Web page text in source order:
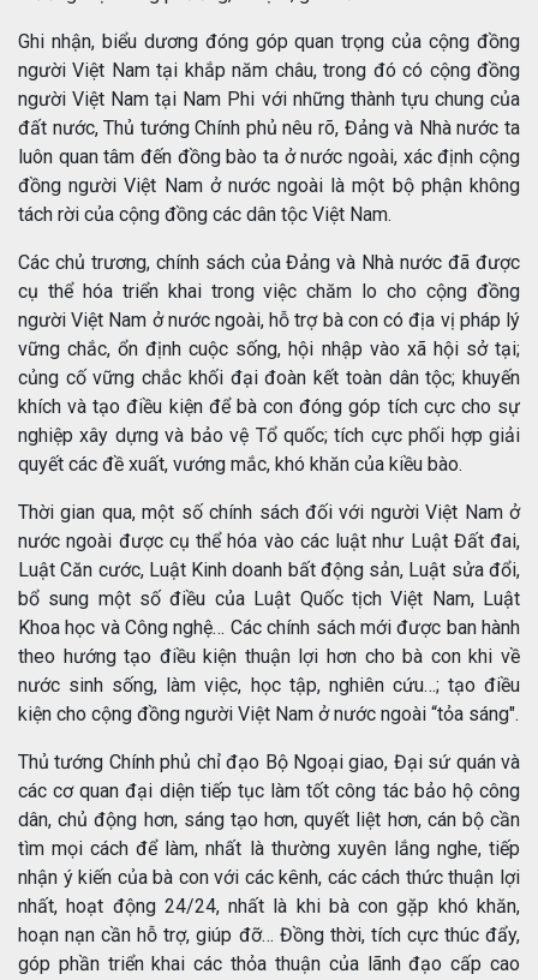
Ghi nhận, biểu dương đóng góp quan trọng của cộng đồng
người Việt Nam tại khắp năm châu, trong đó có cộng đồng
người Việt Nam tại Nam Phi với những thành tựu chung của
đất nước, Thủ tướng Chính phủ nêu rõ, Đảng và Nhà nước ta
luôn quan tâm đến đồng bào ta ở nước ngoài, xác định cộng
đồng người Việt Nam ở nước ngoài là một bộ phận không
tách rời của cộng đồng các dân tộc Việt Nam.
Các chủ trương, chính sách của Đảng và Nhà nước đã được
cụ thể hóa triển khai trong việc chăm lo cho cộng đồng
người Việt Nam ở nước ngoài, hỗ trợ bà con có địa vị pháp lý
vững chắc, ổn định cuộc sống, hội nhập vào xã hội sở tại;
củng cố vững chắc khối đại đoàn kết toàn dân tộc; khuyến
khích và tạo điều kiện để bà con đóng góp tích cực cho sự
nghiệp xây dựng và bảo vệ Tổ quốc; tích cực phối hợp giải
quyết các đề xuất, vướng mắc, khó khăn của kiều bào.
Thời gian qua, một số chính sách đối với người Việt Nam ở
nước ngoài được cụ thể hóa vào các luật như Luật Đất đai,
Luật Căn cước, Luật Kinh doanh bất động sản, Luật sửa đổi,
bổ sung một số điều của Luật Quốc tịch Việt Nam, Luật
Khoa học và Công nghệ… Các chính sách mới được ban hành
theo hướng tạo điều kiện thuận lợi hơn cho bà con khi về
nước sinh sống, làm việc, học tập, nghiên cứu…; tạo điều
kiện cho cộng đồng người Việt Nam ở nước ngoài “tỏa sáng".
Thủ tướng Chính phủ chỉ đạo Bộ Ngoại giao, Đại sứ quán và
các cơ quan đại diện tiếp tục làm tốt công tác bảo hộ công
dân, chủ động hơn, sáng tạo hơn, quyết liệt hơn, cán bộ cần
tìm mọi cách để làm, nhất là thường xuyên lắng nghe, tiếp
nhận ý kiến của bà con với các kênh, các cách thức thuận lợi
nhất, hoạt động 24/24, nhất là khi bà con gặp khó khăn,
hoạn nạn cần hỗ trợ, giúp đỡ… Đồng thời, tích cực thúc đẩy,
góp phần triển khai các thỏa thuận của lãnh đạo cấp cao